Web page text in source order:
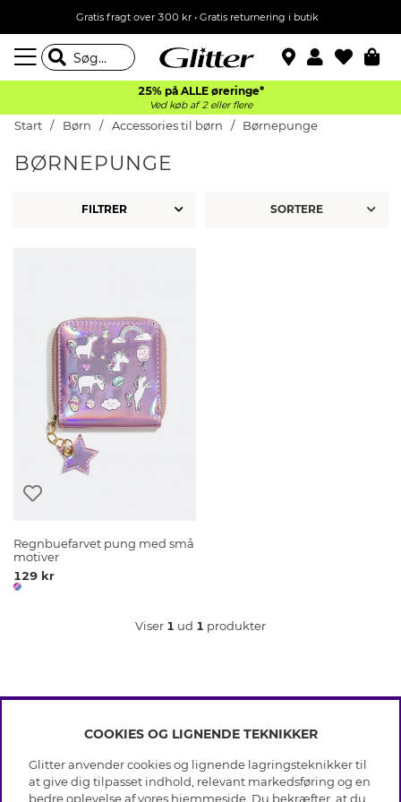
Gratis fragt over 300 kr • Gratis returnering i butik
25% på ALLE øreringe*
Ved køb af 2 eller flere
Start Børn Accessories til børn Børnepunge
BØRNEPUNGE
FILTRER
Regnbuefarvet pung med små
motiver
129 kr
Viser 1 ud 1 produkter
INFO
Betingelser
Databeskyttelsespolitik
OM GLITTER
COOKIES OG LIGNENDE TEKNIKKER
Glitter anvender cookies og lignende lagringsteknikker til
at give dig tilpasset indhold, relevant markedsføring og en
bedre oplevelse af vores hjemmeside. Du bekræfter, at du